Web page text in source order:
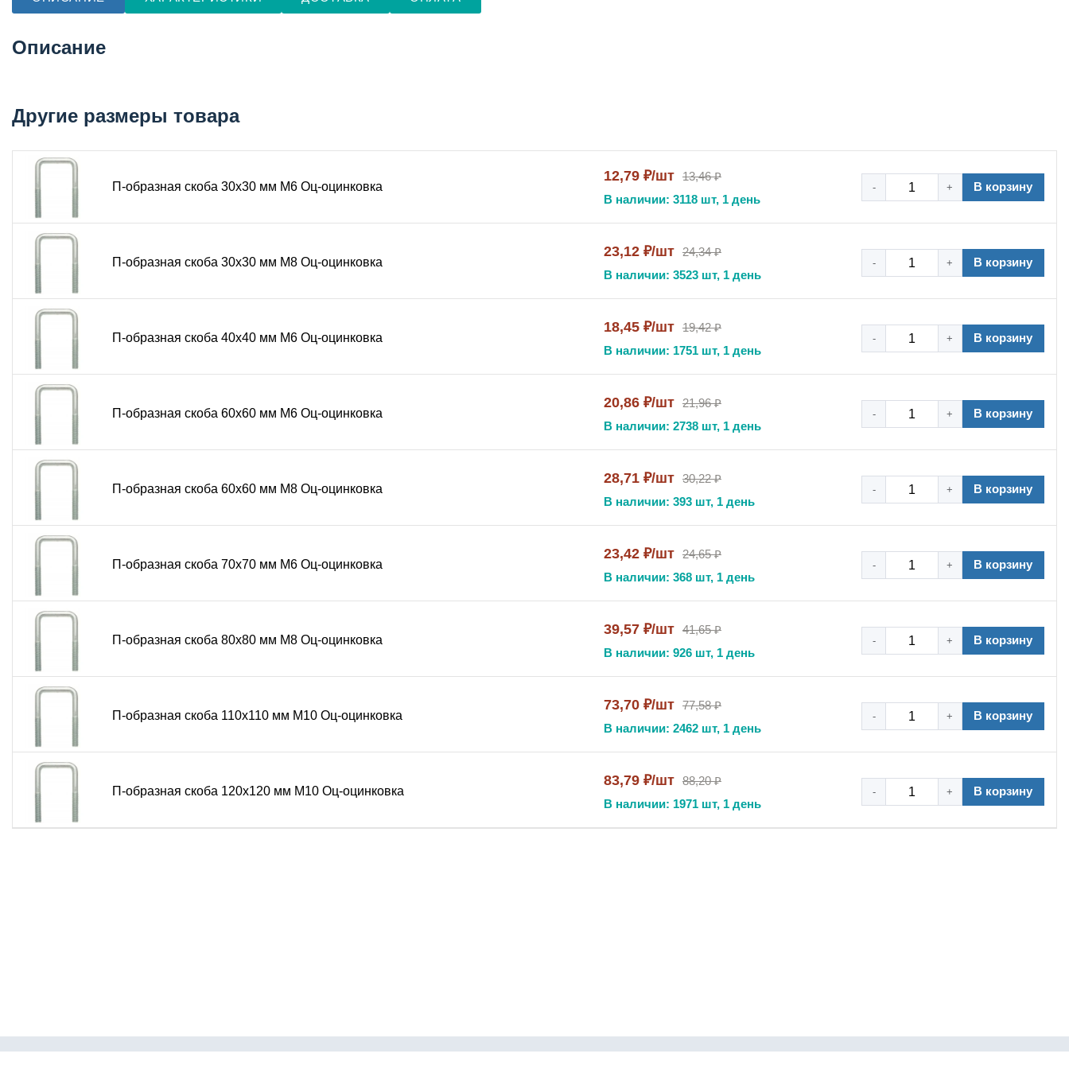
Описание
Другие размеры товара
П-образная скоба 30x30 мм M6 Оц-оцинковка
12,79 ₽/шт 13,46 ₽
В наличии: 3118 шт, 1 день
- + В корзину
П-образная скоба 30х30 мм М8 Оц-оцинковка
23,12 ₽/шт 24,34 ₽
В наличии: 3523 шт, 1 день
- + В корзину
П-образная скоба 40х40 мм М6 Оц-оцинковка
18,45 ₽/шт 19,42 ₽
В наличии: 1751 шт, 1 день
- + В корзину
П-образная скоба 60х60 мм М6 Оц-оцинковка
20,86 ₽/шт 21,96 ₽
В наличии: 2738 шт, 1 день
- + В корзину
П-образная скоба 60х60 мм М8 Оц-оцинковка
28,71 ₽/шт 30,22 ₽
В наличии: 393 шт, 1 день
- + В корзину
П-образная скоба 70х70 мм М6 Оц-оцинковка
23,42 ₽/шт 24,65 ₽
В наличии: 368 шт, 1 день
- + В корзину
П-образная скоба 80х80 мм М8 Оц-оцинковка
39,57 ₽/шт 41,65 ₽
В наличии: 926 шт, 1 день
- + В корзину
П-образная скоба 110х110 мм М10 Оц-оцинковка
73,70 ₽/шт 77,58 ₽
В наличии: 2462 шт, 1 день
- + В корзину
П-образная скоба 120х120 мм М10 Оц-оцинковка
83,79 ₽/шт 88,20 ₽
В наличии: 1971 шт, 1 день
- + В корзину